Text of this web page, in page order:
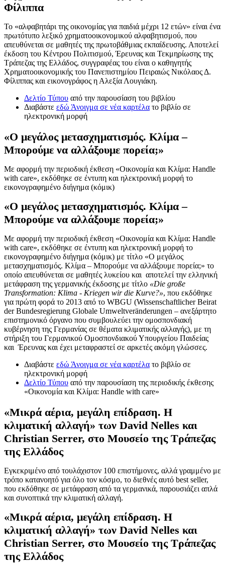
Φίλιππα
Το «αλφαβητάρι της οικονομίας για παιδιά μέχρι 12 ετών» είναι ένα
πρωτότυπο λεξικό χρηματοοικονομικού αλφαβητισμού, που
απευθύνεται σε μαθητές της πρωτοβάθμιας εκπαίδευσης. Αποτελεί
έκδοση του Κέντρου Πολιτισμού, Έρευνας και Τεκμηρίωσης της
Τράπεζας της Ελλάδος, συγγραφέας του είναι ο καθηγητής
Χρηματοοικονομικής του Πανεπιστημίου Πειραιώς Νικόλαος Δ.
Φίλιππας και εικονογράφος η Αλεξία Λουγιάκη.
Δελτίο Τύπου από την παρουσίαση του βιβλίου
Διαβάστε εδώ Άνοιγμα σε νέα καρτέλα το βιβλίο σε
ηλεκτρονική μορφή
«Ο μεγάλος μετασχηματισμός. Κλίμα –
Μπορούμε να αλλάξουμε πορεία;»
Με αφορμή την περιοδική έκθεση «Οικονομία και Κλίμα: Handle
with care», εκδόθηκε σε έντυπη και ηλεκτρονική μορφή το
εικονογραφημένο διήγημα (κόμικ)
«Ο μεγάλος μετασχηματισμός. Κλίμα –
Μπορούμε να αλλάξουμε πορεία;»
Με αφορμή την περιοδική έκθεση «Οικονομία και Κλίμα: Handle
with care», εκδόθηκε σε έντυπη και ηλεκτρονική μορφή το
εικονογραφημένο διήγημα (κόμικ) με τίτλο «Ο μεγάλος
μετασχηματισμός. Κλίμα – Μπορούμε να αλλάξουμε πορεία;» το
οποίο απευθύνεται σε μαθητές λυκείου και αποτελεί την ελληνική
μετάφραση της γερμανικής έκδοσης με τίτλο «Die große
Transformation: Klima - Kriegen wir die Kurve?», που εκδόθηκε
για πρώτη φορά το 2013 από το WBGU (Wissenschaftlicher Beirat
der Bundesregierung Globale Umweltveränderungen – ανεξάρτητο
επιστημονικό όργανο που συμβουλεύει την ομοσπονδιακή
κυβέρνηση της Γερμανίας σε θέματα κλιματικής αλλαγής), με τη
στήριξη του Γερμανικού Ομοσπονδιακού Υπουργείου Παιδείας
και Έρευνας και έχει μεταφραστεί σε αρκετές ακόμη γλώσσες.
Διαβάστε εδώ Άνοιγμα σε νέα καρτέλα το βιβλίο σε
ηλεκτρονική μορφή
Δελτίο Τύπου από την παρουσίαση της περιοδικής έκθεσης
«Οικονομία και Κλίμα: Handle with care»
«Μικρά αέρια, μεγάλη επίδραση. Η
κλιματική αλλαγή» των David Nelles και
Christian Serrer, στο Μουσείο της Τράπεζας
της Ελλάδος
Εγκεκριμένο από τουλάχιστον 100 επιστήμονες, αλλά γραμμένο με
τρόπο κατανοητό για όλο τον κόσμο, το διεθνές αυτό best seller,
που εκδόθηκε σε μετάφραση από τα γερμανικά, παρου­σιάζει απλά
και συνοπτικά την κλιματική αλλαγή.
«Μικρά αέρια, μεγάλη επίδραση. Η
κλιματική αλλαγή» των David Nelles και
Christian Serrer, στο Μουσείο της Τράπεζας
της Ελλάδος